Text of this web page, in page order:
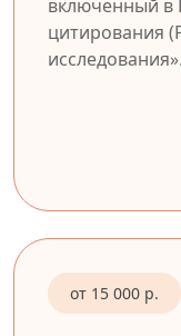
включенный в
цитирования
исследования».
от 15 000 р.